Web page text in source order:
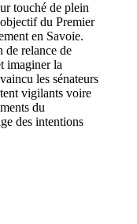
touché de plein
du Premier
en Savoie.
de relance de
imaginer la
les sénateurs
vigilants voire
du
des intentions